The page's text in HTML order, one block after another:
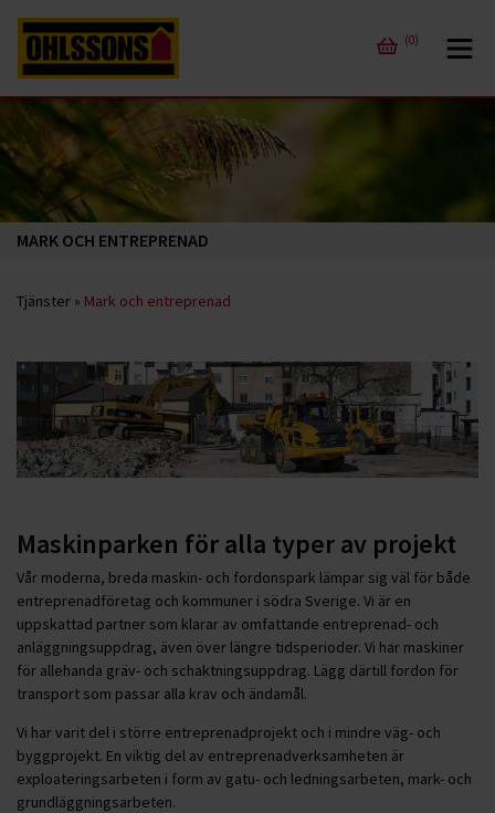
(0)
MARK OCH ENTREPRENAD
Tjänster » Mark och entreprenad
Maskinparken för alla typer av projekt
Vår moderna, breda maskin- och fordonspark lämpar sig väl för både
entreprenadföretag och kommuner i södra Sverige. Vi är en
uppskattad partner som klarar av omfattande entreprenad- och
anläggningsuppdrag, även över längre tidsperioder. Vi har maskiner
för allehanda gräv- och schaktningsuppdrag. Lägg därtill fordon för
transport som passar alla krav och ändamål.
Vi har varit del i större entreprenadprojekt och i mindre väg- och
byggprojekt. En viktig del av entreprenadverksamheten är
exploateringsarbeten i form av gatu- och ledningsarbeten, mark- och
grundläggningsarbeten.